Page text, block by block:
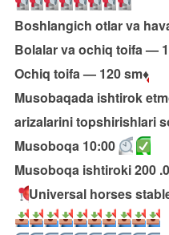
Boshlangich otlar va
Bolalar va ochiq toifa —
Ochiq toifa — 120 sm♦️
Musobaqada ishtirok
arizalarini topshirishlari
Musoboqa 10:00
Musoboqa ishtiroki 200
Universal horses